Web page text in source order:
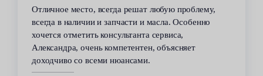
Отличное место, всегда решат любую проблему,
всегда в наличии и запчасти и масла. Особенно
хочется отметить консультанта сервиса,
Александра, очень компетентен, объясняет
доходчиво со всеми нюансами.